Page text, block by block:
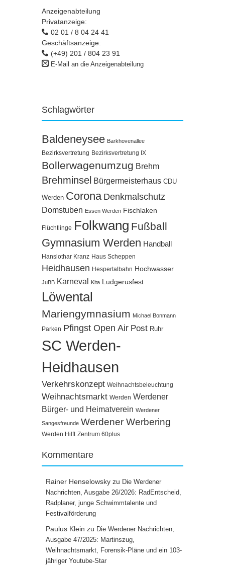
Anzeigenabteilung
Privatanzeige:
02 01 / 8 04 24 41
Geschäftsanzeige:
(+49) 201 / 804 23 91
E-Mail an die Anzeigenabteilung
Schlagwörter
Baldeneysee Barkhovenallee
Bezirksvertretung Bezirksvertretung IX
Bollerwagenumzug Brehm
Brehminsel Bürgermeisterhaus CDU
Werden Corona Denkmalschutz
Domstuben Essen Werden Fischlaken
Flüchtlinge Folkwang Fußball
Gymnasium Werden Handball
Hanslothar Kranz Haus Scheppen
Heidhausen Hespertalbahn Hochwasser
JuBB Karneval Kita Ludgerusfest
Löwental
Mariengymnasium Michael Bonmann
Parken Pfingst Open Air Post Ruhr
SC Werden-
Heidhausen
Verkehrskonzept Weihnachtsbeleuchtung
Weihnachtsmarkt Werden Werdener
Bürger- und Heimatverein Werdener
Sangesfreunde Werdener Werbering
Werden Hilft Zentrum 60plus
Kommentare
Rainer Henselowsky zu Die Werdener
Nachrichten, Ausgabe 26/2026: RadEntscheid,
Radplaner, junge Schwimmtalente und
Festivalförderung
Paulus Klein zu Die Werdener Nachrichten,
Ausgabe 47/2025: Martinszug,
Weihnachtsmarkt, Forensik-Pläne und ein 103-
jähriger Youtube-Star